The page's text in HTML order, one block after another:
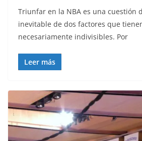
Triunfar en la NBA es una cuestión
inevitable de dos factores que
necesariamente indivisibles. Por
Leer más